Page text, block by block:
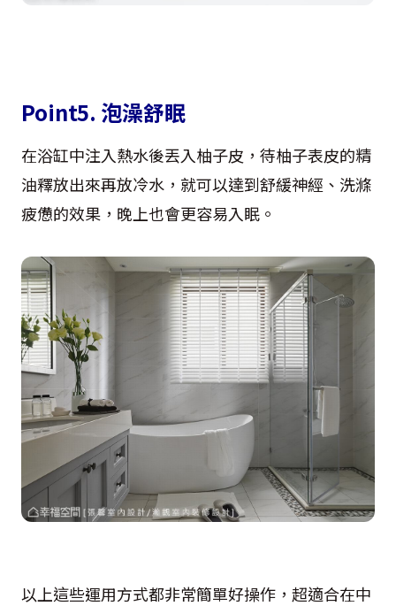
Point5. 泡澡舒眠
在浴缸中注入熱水後丟入柚子皮，待柚子表皮的精
油釋放出來再放冷水，就可以達到舒緩神經、洗滌
疲憊的效果，晚上也會更容易入眠。
以上這些運用方式都非常簡單好操作，超適合在中